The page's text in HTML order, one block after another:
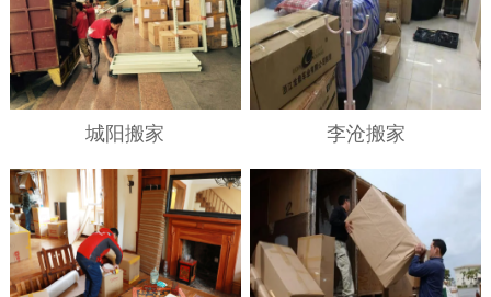
城阳搬家 李沧搬家